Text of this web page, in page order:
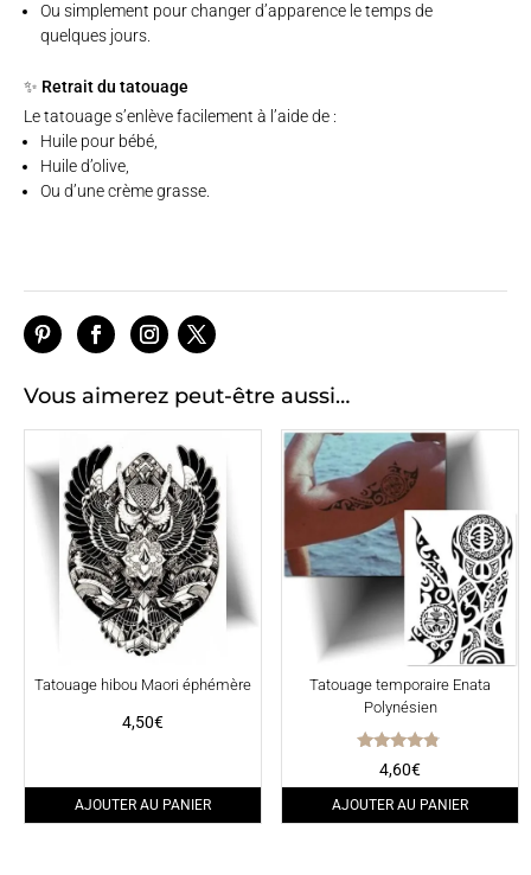
Ou simplement pour changer d’apparence le temps de
quelques jours.
✨ Retrait du tatouage
Le tatouage s’enlève facilement à l’aide de :
Huile pour bébé,
Huile d’olive,
Ou d’une crème grasse.
Vous aimerez peut-être aussi…
Tatouage hibou Maori éphémère
4,50€
AJOUTER AU PANIER
Tatouage temporaire Enata
Polynésien
Note
4.60
4,60€
AJOUTER AU PANIER